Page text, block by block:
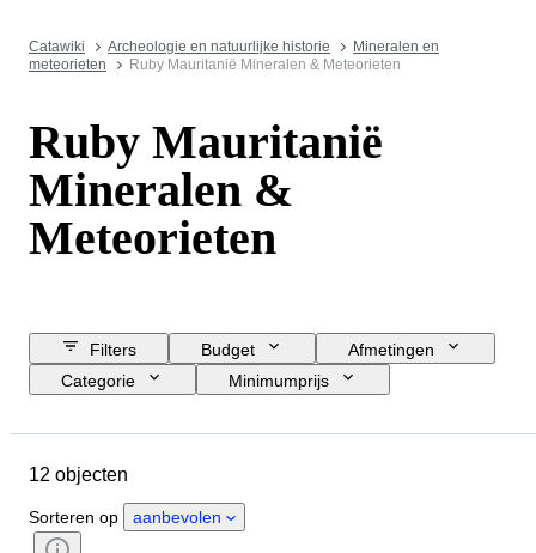
Catawiki Archeologie en natuurlijke historie
Mineralen en
meteorieten
Ruby Mauritanië Mineralen & Meteorieten
Ruby Mauritanië
Mineralen &
Meteorieten
Filters Budget
Afmetingen
Categorie
Minimumprijs
Mineraal
12 objecten
Sorteren op aanbevolen